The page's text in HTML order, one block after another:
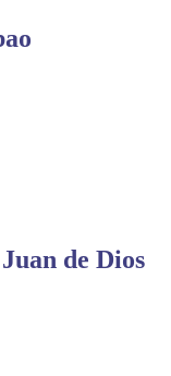
de Dios